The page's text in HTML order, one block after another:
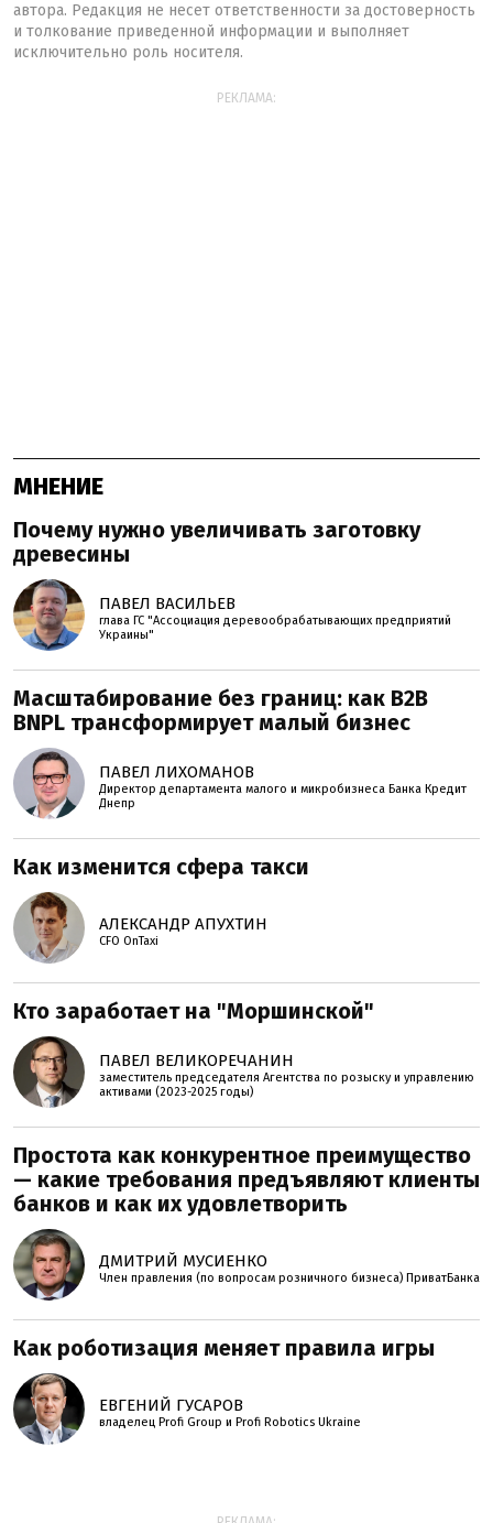
автора. Редакция не несет ответственности за достоверность
и толкование приведенной информации и выполняет
исключительно роль носителя.
РЕКЛАМА:
МНЕНИЕ
Почему нужно увеличивать заготовку
древесины
ПАВЕЛ ВАСИЛЬЕВ
глава ГС "Ассоциация деревообрабатывающих предприятий
Украины"
Масштабирование без границ: как B2B
BNPL трансформирует малый бизнес
ПАВЕЛ ЛИХОМАНОВ
Директор департамента малого и микробизнеса Банка Кредит
Днепр
Как изменится сфера такси
АЛЕКСАНДР АПУХТИН
CFO OnTaxi
Кто заработает на "Моршинской"
ПАВЕЛ ВЕЛИКОРЕЧАНИН
заместитель председателя Агентства по розыску и управлению
активами (2023-2025 годы)
Простота как конкурентное преимущество
— какие требования предъявляют клиенты
банков и как их удовлетворить
ДМИТРИЙ МУСИЕНКО
Член правления (по вопросам розничного бизнеса) ПриватБанка
Как роботизация меняет правила игры
ЕВГЕНИЙ ГУСАРОВ
владелец Profi Group и Profi Robotics Ukraine